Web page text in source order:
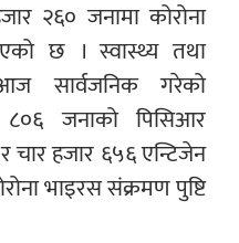
२६० जनामा कोरोना
छ । स्वास्थ्य तथा
सार्वजनिक गरेको
८०६ जनाको पिसिआर
चार हजार ६५६ एन्टिजेन
भाइरस संक्रमण पुष्टि